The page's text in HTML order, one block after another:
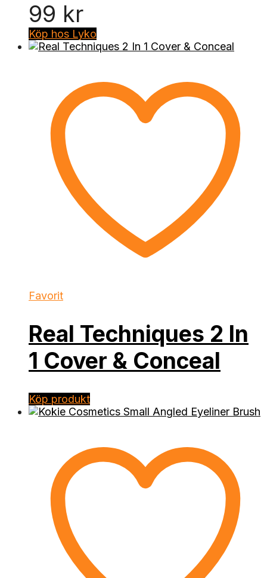
99 kr
Köp hos Lyko
Favorit
Real Techniques 2 In
1 Cover & Conceal
Köp produkt